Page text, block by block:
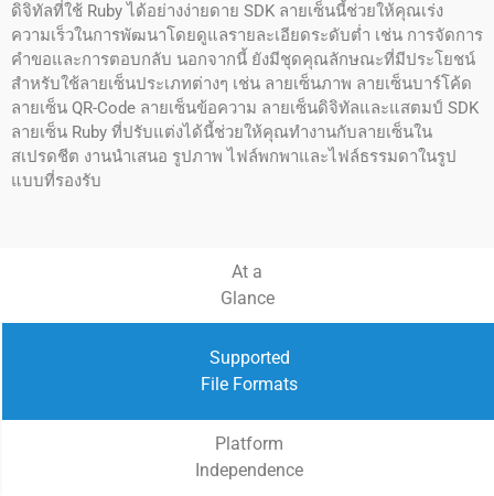
ดิจิทัลที่ใช้ Ruby ได้อย่างง่ายดาย SDK ลายเซ็นนี้ช่วยให้คุณเร่ง
ความเร็วในการพัฒนาโดยดูแลรายละเอียดระดับต่ำ เช่น การจัดการ
คำขอและการตอบกลับ นอกจากนี้ ยังมีชุดคุณลักษณะที่มีประโยชน์
สำหรับใช้ลายเซ็นประเภทต่างๆ เช่น ลายเซ็นภาพ ลายเซ็นบาร์โค้ด
ลายเซ็น QR-Code ลายเซ็นข้อความ ลายเซ็นดิจิทัลและแสตมป์ SDK
ลายเซ็น Ruby ที่ปรับแต่งได้นี้ช่วยให้คุณทำงานกับลายเซ็นใน
สเปรดชีต งานนำเสนอ รูปภาพ ไฟล์พกพาและไฟล์ธรรมดาในรูป
แบบที่รองรับ
At a
Glance
Supported
File Formats
Platform
Independence